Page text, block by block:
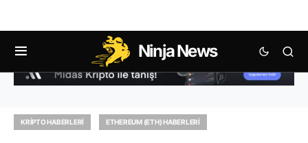
Ninja News
KRIPTO HABERLERI ETHEREUM (ETH) HABERLERI